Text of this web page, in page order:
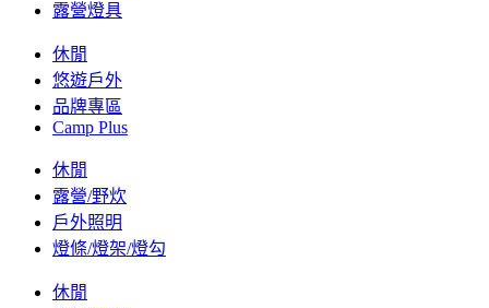
露營燈具
休閒
悠遊戶外
品牌專區
Camp Plus
休閒
露營/野炊
戶外照明
燈條/燈架/燈勾
休閒